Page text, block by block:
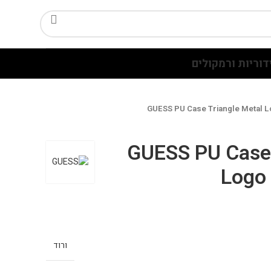
ורמקולים
GUESS PU Case Triangle Metal
GUESS PU
ורוד